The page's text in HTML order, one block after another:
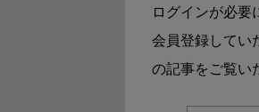
ログインが必要
会員登録してい
の記事をご覧い